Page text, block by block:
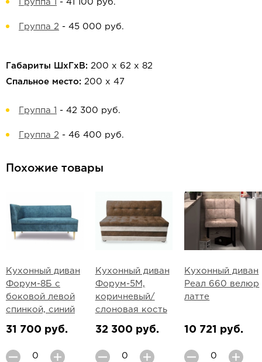
Группа 1 - 41 100 руб.
Группа 2 - 45 000 руб.
Габариты ШхГхВ: 200 х 62 х 82
Спальное место: 200 х 47
Группа 1 - 42 300 руб.
Группа 2 - 46 400 руб.
Похожие товары
Кухонный диван
Форум-8Б с
боковой левой
спинкой, синий
31 700 руб.
Кухонный диван
Форум-5М,
коричневый/
слоновая кость
32 300 руб.
Кухонный диван
Реал 660 велюр
латте
10 721 руб.